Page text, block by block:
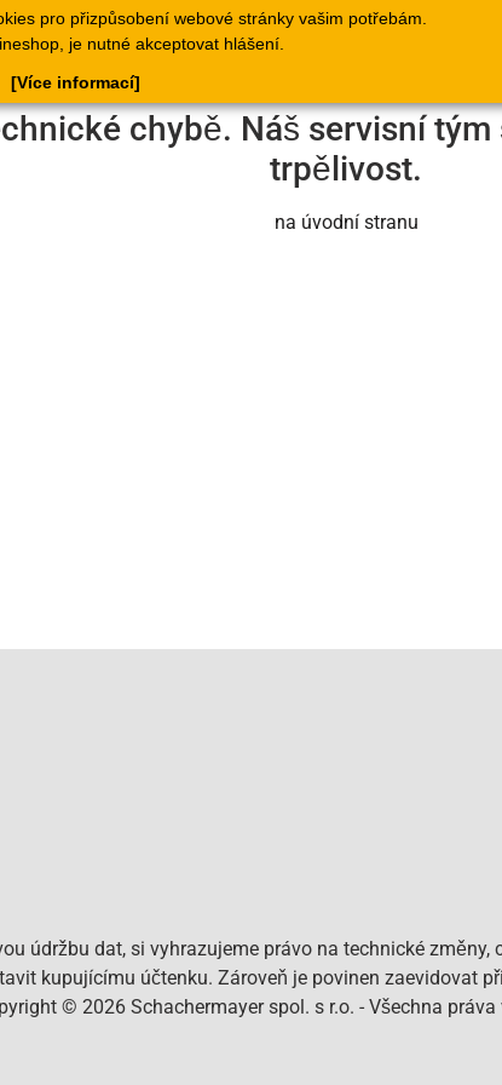
pro přizpůsobení webové stránky vašim potřebám.
je nutné akceptovat hlášení.
[Více informací]
Katalogy Doklady
Webové
stránky
Seznamy
chybě. Náš servisní
trpělivost.
na úvodní stranu
údržbu dat, si vyhrazujeme právo na technické
kupujícímu účtenku. Zároveň je povinen zaevidovat
© 2026 Schachermayer spol. s r.o. - Všechna